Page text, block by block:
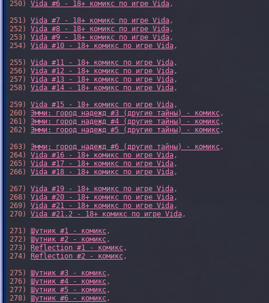
250) Vida #6 - 18+ комикс по игре Vida,
251) Vida #7 - 18+ комикс по игре Vida,
252) Vida #8 - 18+ комикс по игре Vida,
253) Vida #9 - 18+ комикс по игре Vida,
254) Vida #10 - 18+ комикс по игре Vida,
255) Vida #11 - 18+ комикс по игре Vida,
256) Vida #12 - 18+ комикс по игре Vida,
257) Vida #13 - 18+ комикс по игре Vida,
258) Vida #14 - 18+ комикс по игре Vida,
259) Vida #15 - 18+ комикс по игре Vida,
260) Эмми: город надежд #3 (другие тайны) - комикс,
261) Эмми: город надежд #4 (другие тайны) - комикс,
262) Эмми: город надежд #5 (другие тайны) - комикс,
263) Эмми: город надежд #6 (другие тайны) - комикс,
264) Vida #16 - 18+ комикс по игре Vida,
265) Vida #17 - 18+ комикс по игре Vida,
266) Vida #18 - 18+ комикс по игре Vida,
267) Vida #19 - 18+ комикс по игре Vida,
268) Vida #20 - 18+ комикс по игре Vida,
269) Vida #21 - 18+ комикс по игре Vida,
270) Vida #21.2 - 18+ комикс по игре Vida,
271) Шутник #1 - комикс,
272) Шутник #2 - комикс,
273)
Reflection #1 - комикс,
274)
Reflection #2 - комикс,
275) Шутник #3 - комикс,
276) Шутник #4 - комикс,
277) Шутник #5 - комикс,
278) Шутник #6 - комикс,